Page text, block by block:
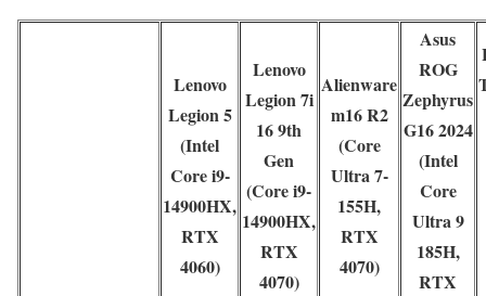
Lenovo
Legion 5
(Intel
Core i9-
14900HX,
RTX
4060)
Lenovo
Legion 7i
16 9th
Gen
(Core i9-
14900HX,
RTX
4070)
Alienware
m16 R2
(Core
Ultra 7-
155H,
RTX
4070)
Asus
ROG
Zephyrus
G16 2024
(Intel
Core
Ultra 9
185H,
RTX